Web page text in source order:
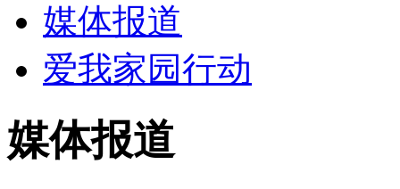
媒体报道
爱我家园行动
媒体报道